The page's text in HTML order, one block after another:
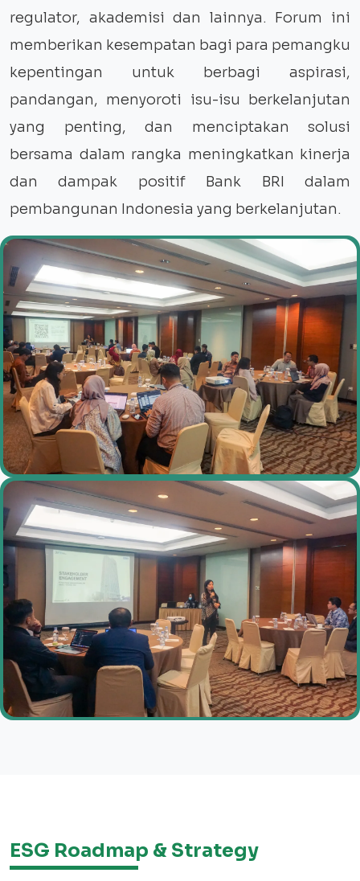
regulator, akademisi dan lainnya. Forum ini
memberikan kesempatan bagi para pemangku
kepentingan untuk berbagi aspirasi,
pandangan, menyoroti isu-isu berkelanjutan
yang penting, dan menciptakan solusi
bersama dalam rangka meningkatkan kinerja
dan dampak positif Bank BRI dalam
pembangunan Indonesia yang berkelanjutan.
ESG Roadmap & Strategy